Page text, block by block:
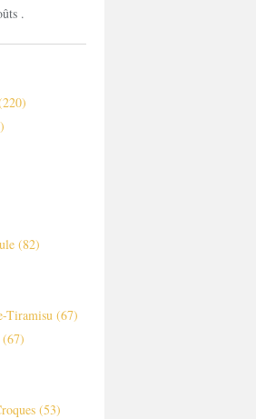
.
(82)
Tiramisu (67)
(67)
(53)